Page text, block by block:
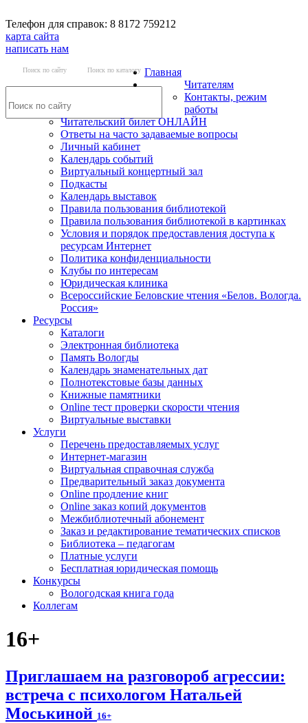
Телефон для справок: 8 8172 759212
карта сайта
написать нам
Поиск по сайту Поиск по каталогу Главная
Читателям
Контакты, режим
работы
Читательский билет ОНЛАЙН
Ответы на часто задаваемые вопросы
Личный кабинет
Календарь событий
Виртуальный концертный зал
Подкасты
Календарь выставок
Правила пользования библиотекой
Правила пользования библиотекой в картинках
Условия и порядок предоставления доступа к
ресурсам Интернет
Политика конфиденциальности
Клубы по интересам
Юридическая клиника
Всероссийские Беловские чтения «Белов. Вологда.
Россия»
Ресурсы
Каталоги
Электронная библиотека
Память Вологды
Календарь знаменательных дат
Полнотекстовые базы данных
Книжные памятники
Online тест проверки скорости чтения
Виртуальные выставки
Услуги
Перечень предоставляемых услуг
Интернет-магазин
Виртуальная справочная служба
Предварительный заказ документа
Online продление книг
Online заказ копий документов
Межбиблиотечный абонемент
Заказ и редактирование тематических списков
Библиотека – педагогам
Платные услуги
Бесплатная юридическая помощь
Конкурсы
Вологодская книга года
Коллегам
16+
Приглашаем на разговороб агрессии:
встреча с психологом Натальей
Моськиной 16+